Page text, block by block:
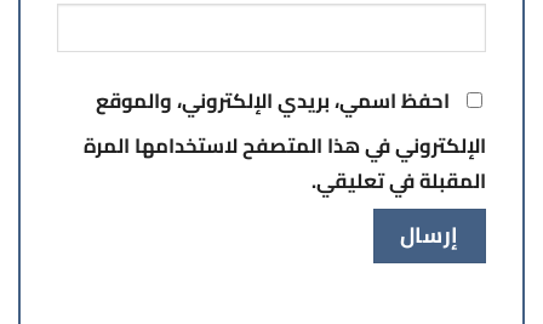
احفظ اسمي، بريدي الإلكتروني، والموقع
الإلكتروني في هذا المتصفح لاستخدامها المرة
المقبلة في تعليقي.